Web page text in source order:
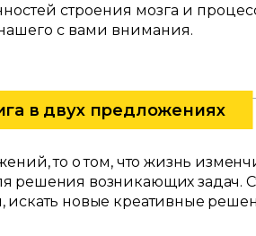
строения мозга и
с вами внимания.
в двух предложениях
то о том, что жизнь
решения возникающих задач.
искать новые креативные